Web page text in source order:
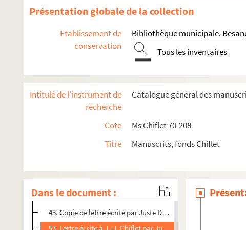
Présentation globale de la collection
Etablissement de
conservation
Bibliothèque municipale.
Tous les inventaires
Intitulé de l'instrument de
recherche
Catalogue général des
Cote
Ms Chiflet 70-208
Titre
Manuscrits, fonds Chiflet
Dans le document :
Ms Chiflet 112-114. Lettres écrites à Jules Chiflet, abbé de
Ms Chiflet 115. « Erycii Puteanie pistolarum ad Chifletios tomus I »
Ms Chiflet 116. « Epistolarum Erycii Puteani ad Philippum
1e de couv.. Portrait gravé d' « Erycius Puteanus », par P. de
1. Épitaphe, en vers latins, pour et par lui-même, 1623
13. Épitaphe de M.-A. Bongrazio, secrétaire de la nonciature
29. Lettre écrite par Henri Dupuy au marquis Ambroise Spinola
32. Copie de lettre écrite par Juste Dupuy, fils de Henri à
43. Copie de lettre écrite par Juste Dupuy, fils de Henri à Michel